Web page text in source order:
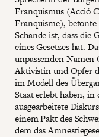
Franquismus (Acció
Franquisme), betonte
Schande ist, dass die
eines Gesetzes hat.
unpassenden
Aktivistin und Opfer
im Modell des
Staat erlebt haben, in
ausgearbeitete
einem Pakt des
dem das